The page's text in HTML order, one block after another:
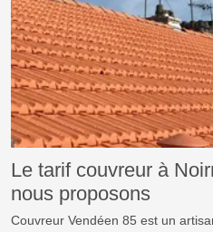
Le tarif couvreur à
nous proposons
Couvreur Vendéen 85 est un